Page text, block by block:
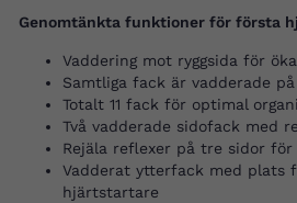
Genomtänkta funktioner för första
Vaddering mot ryggsida för
Samtliga fack är vadderade
Totalt 11 fack för optimal
Två vadderade sidofack med
Rejäla reflexer på tre sidor för
Vadderat ytterfack med plats
hjärtstartare